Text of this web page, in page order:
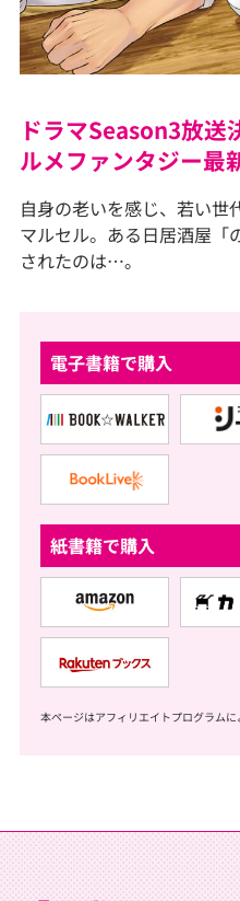
ドラマSeason3放送
ルメファンタジー最
自身の老いを感じ、若い世
マルセル。ある日居酒屋「
されたのは…。
電子書籍で購入
紙書籍で購入
本ページはアフィリエイトプログラム